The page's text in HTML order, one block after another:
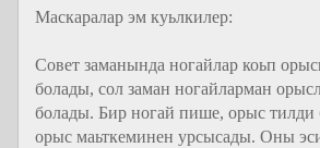
Маскаралар эм куьлкилер:
Совет заманында ногайлар коьп
болады, сол заман ногайларман
болады. Бир ногай пише, орыс тилди
орыс маьткеминен урсысады. Оны